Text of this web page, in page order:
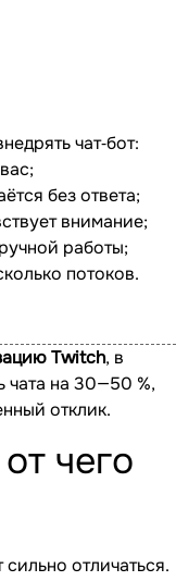
чат‐бот:
без ответа;
внимание;
работы;
потоков.
Twitch, в
чата на 30—50 %,
отклик.
чего
отличаться.